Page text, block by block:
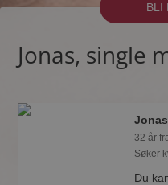
BLI
Jonas, single
Jonas
32 år
Søker
Du